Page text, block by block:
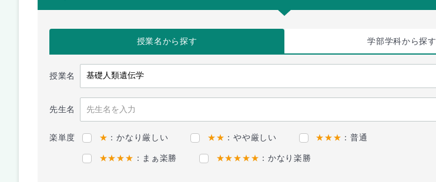
授業名から探す 学部学科から探す
授業名
先生名
楽単度 ★ ：かなり厳しい ★★ ：やや厳しい ★★★ ：普通
★★★★ ：まぁ楽勝 ★★★★★ ：かなり楽勝